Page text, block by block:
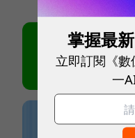
掌握最
立即訂閱《
一